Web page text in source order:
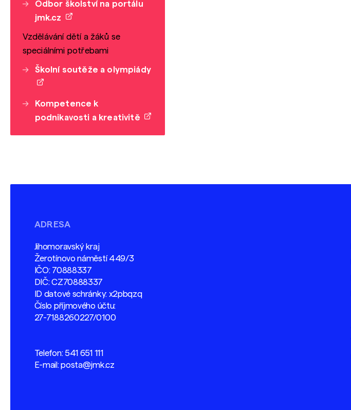
Odbor školství na portálu
jmk.cz
Vzdělávání dětí a žáků se
speciálními potřebami
Školní soutěže a olympiády
Kompetence k
podnikavosti a kreativitě
ADRESA
Jihomoravský kraj
Žerotínovo náměstí 449/3
IČO: 70888337
DIČ: CZ70888337
ID datové schránky: x2pbqzq
Číslo příjmového účtu:
27-7188260227/0100
Telefon: 541 651 111
E-mail:posta@jmk.cz